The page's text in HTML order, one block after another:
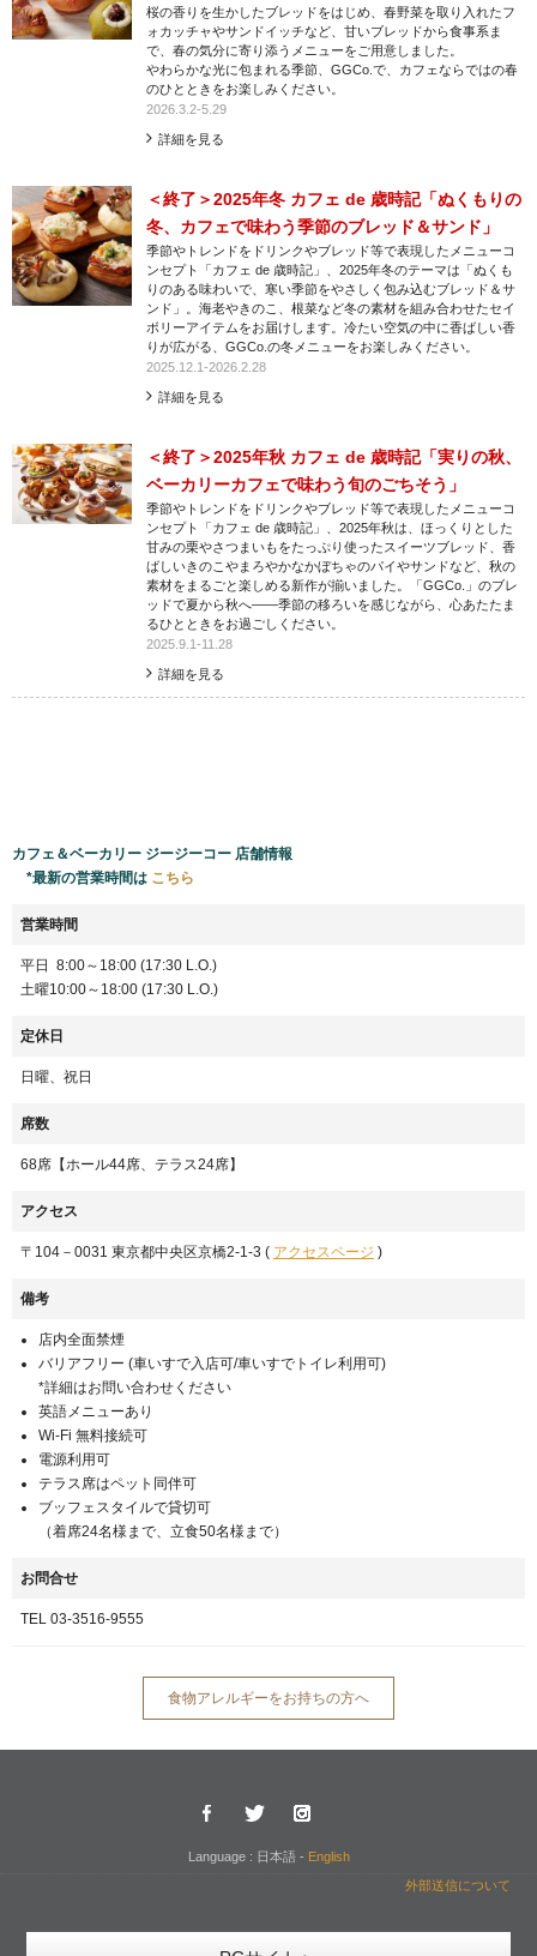
桜の香りを生かしたブレッドをはじめ、春野菜を取り入れたフ
ォカッチャやサンドイッチなど、甘いブレッドから食事系ま
で、春の気分に寄り添うメニューをご用意しました。
やわらかな光に包まれる季節、GGCo.で、カフェならではの春
のひとときをお楽しみください。
2026.3.2-5.29
詳細を見る
＜終了＞2025年冬 カフェ de 歳時記「ぬくもりの
冬、カフェで味わう季節のブレッド＆サンド」
季節やトレンドをドリンクやブレッド等で表現したメニューコ
ンセプト「カフェ de 歳時記」、2025年冬のテーマは「ぬくも
りのある味わいで、寒い季節をやさしく包み込むブレッド＆サ
ンド」。海老やきのこ、根菜など冬の素材を組み合わせたセイ
ボリーアイテムをお届けします。冷たい空気の中に香ばしい香
りが広がる、GGCo.の冬メニューをお楽しみください。
2025.12.1-2026.2.28
詳細を見る
＜終了＞2025年秋 カフェ de 歳時記「実りの秋、
ベーカリーカフェで味わう旬のごちそう」
季節やトレンドをドリンクやブレッド等で表現したメニューコ
ンセプト「カフェ de 歳時記」、2025年秋は、ほっくりとした
甘みの栗やさつまいもをたっぷり使ったスイーツブレッド、香
ばしいきのこやまろやかなかぼちゃのパイやサンドなど、秋の
素材をまるごと楽しめる新作が揃いました。「GGCo.」のブレ
ッドで夏から秋へ――季節の移ろいを感じながら、心あたたま
るひとときをお過ごしください。
2025.9.1-11.28
詳細を見る
カフェ＆ベーカリー ジージーコー 店舗情報
*最新の営業時間は こちら
営業時間
平日 8:00～18:00 (17:30 L.O.)
土曜10:00～18:00 (17:30 L.O.)
定休日
日曜、祝日
席数
68席【ホール44席、テラス24席】
アクセス
〒104－0031 東京都中央区京橋2-1-3 ( アクセスページ )
備考
店内全面禁煙
バリアフリー (車いすで入店可/車いすでトイレ利用可)
*詳細はお問い合わせください
英語メニューあり
Wi-Fi 無料接続可
電源利用可
テラス席はペット同伴可
ブッフェスタイルで貸切可
（着席24名様まで、立食50名様まで）
お問合せ
TEL 03-3516-9555
食物アレルギーをお持ちの方へ
Language : 日本語 - English
外部送信について